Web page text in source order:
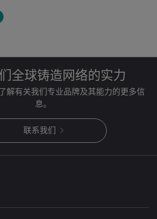
全球铸造网络的实力
解有关我们专业品牌及其能力的更多信
息。
联系我们